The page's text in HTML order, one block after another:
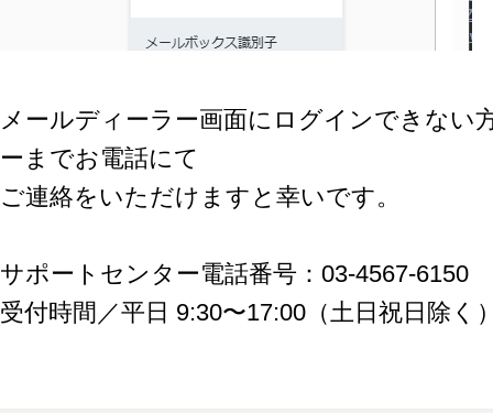
メールディーラー画面にログインできない
ーまでお電話にて
ご連絡をいただけますと幸いです。
サポートセンター電話番号：03-4567-6150
受付時間／平⽇ 9:30〜17:00（⼟⽇祝⽇除く